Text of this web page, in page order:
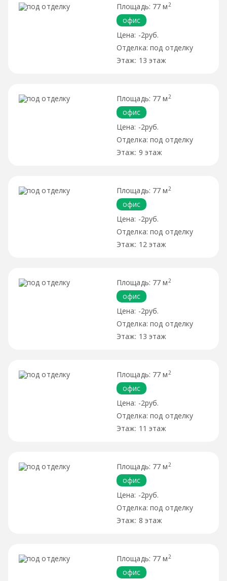
77 м 2
офис
-2руб.
под отделку
13 этаж
77 м 2
офис
-2руб.
под отделку
9 этаж
77 м 2
офис
-2руб.
под отделку
12 этаж
77 м 2
офис
-2руб.
под отделку
13 этаж
77 м 2
офис
-2руб.
под отделку
11 этаж
77 м 2
офис
-2руб.
под отделку
8 этаж
77 м 2
офис